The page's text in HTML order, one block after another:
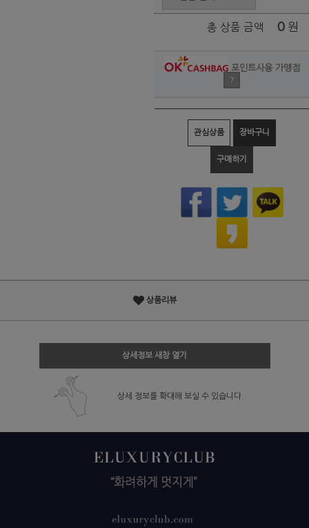
총 상품 금액 0 원
포인트사용 가맹점
?
관심상품 장바구니
구매하기
상품리뷰
상세정보 새창 열기
상세 정보를 확대해 보실 수 있습니다.